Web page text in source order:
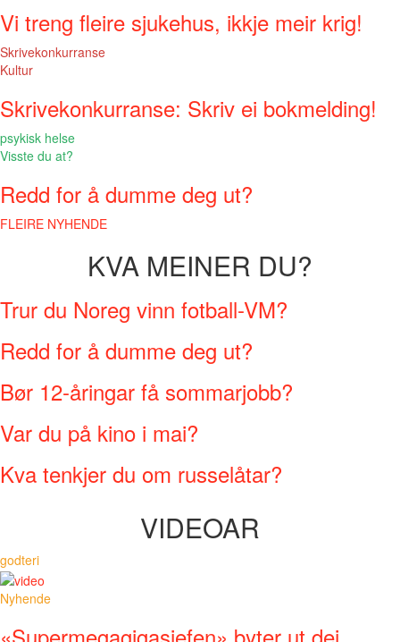
Vi treng fleire sjukehus, ikkje meir krig!
Skrivekonkurranse
Kultur
Skrivekonkurranse: Skriv ei bokmelding!
psykisk helse
Visste du at?
Redd for å dumme deg ut?
FLEIRE NYHENDE
KVA MEINER DU?
Trur du Noreg vinn fotball-VM?
Redd for å dumme deg ut?
Bør 12-åringar få sommarjobb?
Var du på kino i mai?
Kva tenkjer du om russelåtar?
VIDEOAR
godteri
Nyhende